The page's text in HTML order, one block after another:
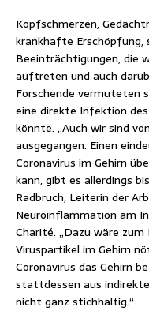
Kopfschmerzen,
krankhafte Erschöpfung,
Beeinträchtigungen, die
auftreten und auch
Forschende vermuteten
eine direkte Infektion
könnte. „Auch wir sind
ausgegangen. Einen
Coronavirus im Gehirn
kann, gibt es allerdings
Radbruch, Leiterin der
Neuroinflammation am
Charité. „Dazu wäre
Viruspartikel im Gehirn
Coronavirus das Gehirn
stattdessen aus
nicht ganz stichhaltig.“